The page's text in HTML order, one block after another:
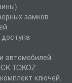
замков
автомобилей
TOKOZ
ключей.